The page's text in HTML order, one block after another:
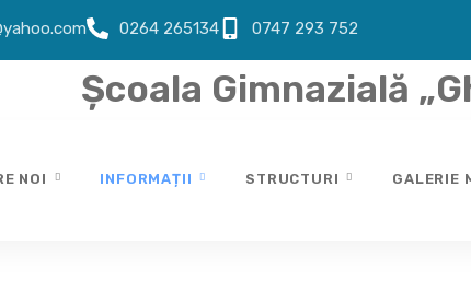
0264 265134 0747 293 752
Școala Gimnazială
NOI INFORMAȚII STRUCTURI GALERIE